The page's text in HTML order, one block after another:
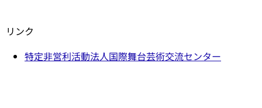
リンク
特定非営利活動法人国際舞台芸術交流センター